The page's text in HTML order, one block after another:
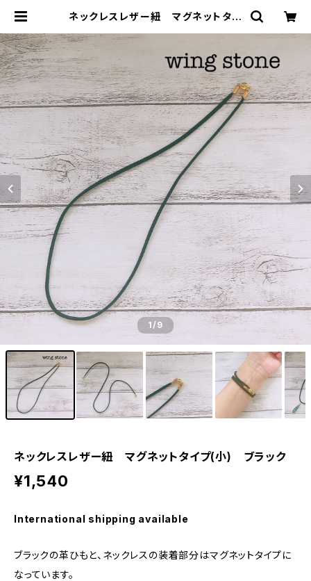
ネックレスレザー紐 マグネットタイ
ィングストーン
1/9
ネックレスレザー紐 マグネットタイプ(小) ブラック
¥1,540
International shipping available
ブラックの革ひもと、ネックレスの装着部分はマグネットタイプに
なっています。